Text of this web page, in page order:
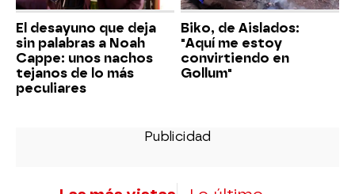
El desayuno que deja
sin palabras a Noah
Cappe: unos nachos
tejanos de lo más
peculiares
Biko, de Aislados:
"Aquí me estoy
convirtiendo en
Gollum"